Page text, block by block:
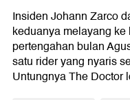
Insiden Johann Zarco
keduanya melayang
pertengahan bulan
satu rider yang nyaris
Untungnya The Doctor